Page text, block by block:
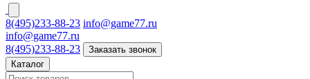
8(495)233-88-23 info@game77.ru
info@game77.ru
8(495)233-88-23
Заказать звонок
Каталог